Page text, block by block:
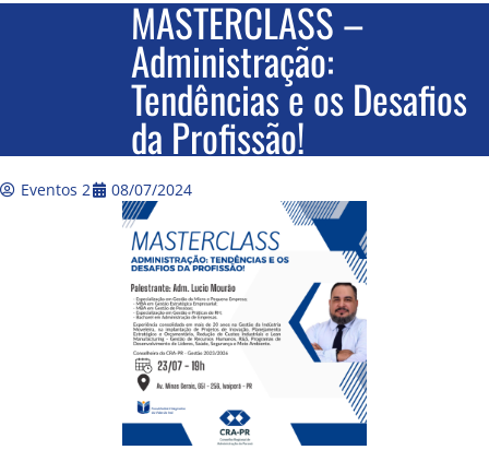
MASTERCLASS –
Administração:
Tendências e os Desafios
da Profissão!
Eventos 2 08/07/2024